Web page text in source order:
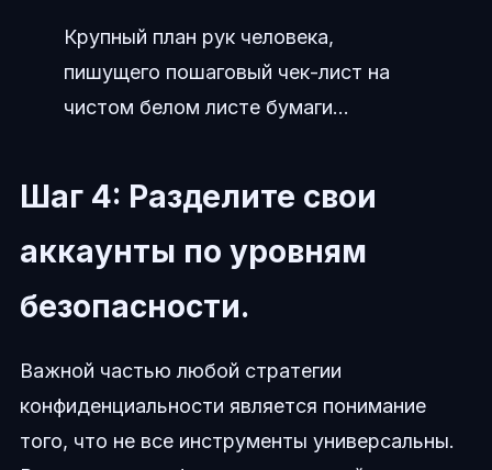
Крупный план рук человека,
пишущего пошаговый чек-лист на
чистом белом листе бумаги...
Шаг 4: Разделите свои
аккаунты по уровням
безопасности.
Важной частью любой стратегии
конфиденциальности является понимание
того, что не все инструменты универсальны.